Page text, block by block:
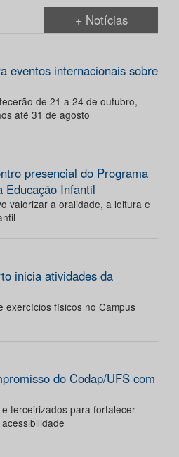
+ Notícias
eventos internacionais sobre
de 21 a 24 de outubro,
até 31 de agosto
presencial do Programa
Educação Infantil
valorizar a oralidade, a leitura e
inicia atividades da
exercícios físicos no Campus
do Codap/UFS com
e terceirizados para fortalecer